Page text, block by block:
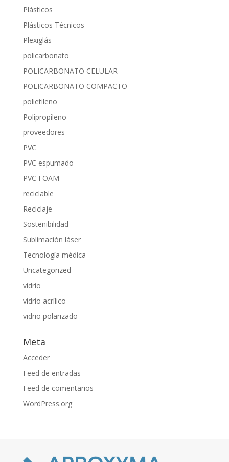
Plásticos
Plásticos Técnicos
Plexiglás
policarbonato
POLICARBONATO CELULAR
POLICARBONATO COMPACTO
polietileno
Polipropileno
proveedores
PVC
PVC espumado
PVC FOAM
reciclable
Reciclaje
Sostenibilidad
Sublimación láser
Tecnología médica
Uncategorized
vidrio
vidrio acrílico
vidrio polarizado
Meta
Acceder
Feed de entradas
Feed de comentarios
WordPress.org